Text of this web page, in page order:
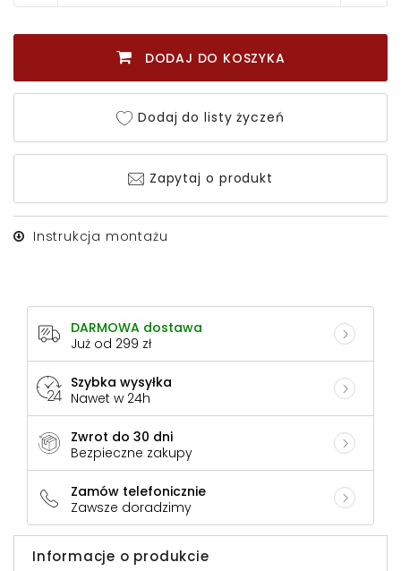
DODAJ DO KOSZYKA
Dodaj do listy życzeń
Zapytaj o produkt
Instrukcja montażu
DARMOWA dostawa
Już od 299 zł
Szybka wysyłka
Nawet w 24h
Zwrot do 30 dni
Bezpieczne zakupy
Zamów telefonicznie
Zawsze doradzimy
Informacje o produkcie